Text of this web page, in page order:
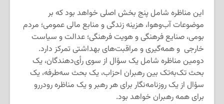
این مناظره شامل پنج بخش اصلی خواهد بود که بر
موضوعات آب‌وهوا، هزینه زندگی و منابع مالی عمومی؛ مردم
بومی، صنایع فرهنگی و هویت فرهنگی؛ عدالت و سیاست
خارجی و همه‌گیری و مراقبت‌های بهداشتی تمرکز دارد.
دومین مناظره شامل یک سؤال از سوی رأی‌دهندگان، یک
بحث تک‌به‌تک بین رهبران احزاب، یک بحث سه‌طرفه، یک
سؤال از یک روزنامه‌نگار برای هر رهبر و یک مناظره رودررو
برای همه رهبران خواهد بود.